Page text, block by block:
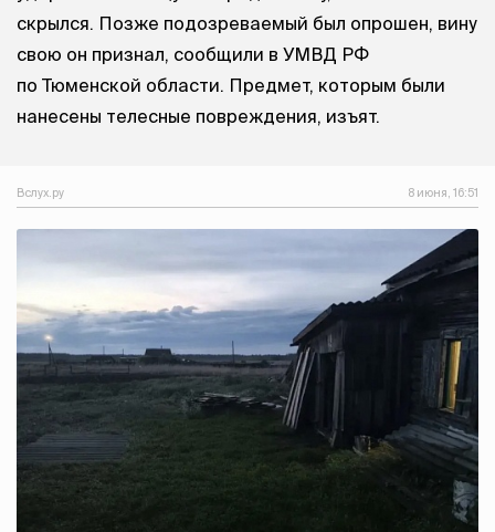
скрылся. Позже подозреваемый был опрошен, вину
свою он признал, сообщили в УМВД РФ
по Тюменской области. Предмет, которым были
нанесены телесные повреждения, изъят.
Вслух.ру 8 июня, 16:51